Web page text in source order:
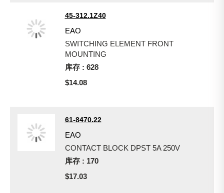
45-312.1Z40
EAO
SWITCHING ELEMENT FRONT
MOUNTING
库存 : 628
$14.08
61-8470.22
EAO
CONTACT BLOCK DPST 5A 250V
库存 : 170
$17.03